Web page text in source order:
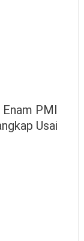
PMI
Usai